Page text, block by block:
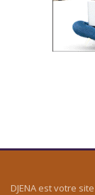
DJENA est votre